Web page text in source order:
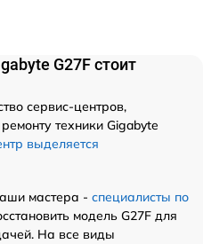
G27F стоит
сервис-центров,
техники Gigabyte
выделяется
мастера - специалисты по
модель G27F для
На все виды